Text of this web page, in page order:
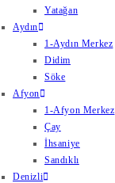
Yatağan
Aydın
1-Aydın Merkez
Didim
Söke
Afyon
1-Afyon Merkez
Çay
İhsaniye
Sandıklı
Denizli